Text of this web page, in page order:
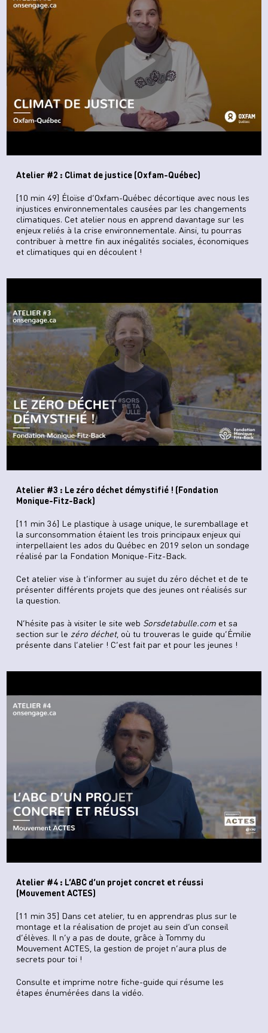
Atelier #2 : Climat de justice (Oxfam-Québec)
[10 min 49] Éloïse d’Oxfam-Québec décortique avec nous les
injustices environnementales causées par les changements
climatiques. Cet atelier nous en apprend davantage sur les
enjeux reliés à la crise environnementale. Ainsi, tu pourras
contribuer à mettre fin aux inégalités sociales, économiques
et climatiques qui en découlent !
Atelier #3 : Le zéro déchet démystifié ! (Fondation
Monique-Fitz-Back)
[11 min 36] Le plastique à usage unique, le suremballage et
la surconsommation étaient les trois principaux enjeux qui
interpellaient les ados du Québec en 2019 selon un sondage
réalisé par la Fondation Monique-Fitz-Back.
Cet atelier vise à t’informer au sujet du zéro déchet et de te
présenter différents projets que des jeunes ont réalisés sur
la question.
N’hésite pas à visiter le site web Sorsdetabulle.com et sa
section sur le zéro déchet, où tu trouveras le guide qu’Émilie
présente dans l’atelier ! C’est fait par et pour les jeunes !
Atelier #4 : L’ABC d’un projet concret et réussi
(Mouvement ACTES)
[11 min 35] Dans cet atelier, tu en apprendras plus sur le
montage et la réalisation de projet au sein d’un conseil
d’élèves. Il n’y a pas de doute, grâce à Tommy du
Mouvement ACTES, la gestion de projet n’aura plus de
secrets pour toi !
Consulte et imprime notre fiche-guide qui résume les
étapes énumérées dans la vidéo.